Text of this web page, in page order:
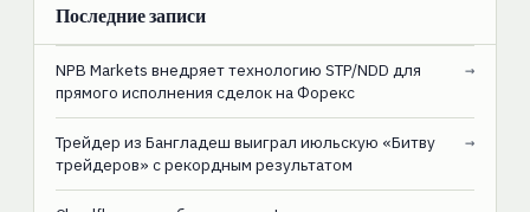
Последние записи
NPB Markets внедряет технологию STP/NDD для
прямого исполнения сделок на Форекс
→
Трейдер из Бангладеш выиграл июльскую «Битву
трейдеров» с рекордным результатом
→